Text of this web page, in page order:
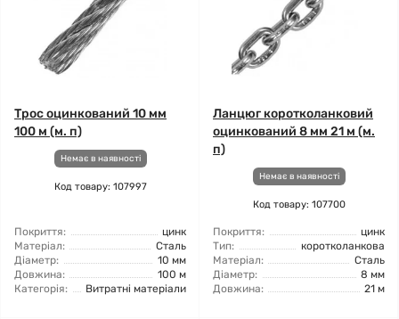
Трос оцинкований 10 мм
100 м (м. п)
Немає в наявності
Код товару: 107997
Покриття:
цинк
Матеріал:
Сталь
Діаметр:
10 мм
Довжина:
100 м
Категорія:
Витратні матеріали
Ланцюг коротколанковий
оцинкований 8 мм 21 м (м.
п)
Немає в наявності
Код товару: 107700
Покриття:
цинк
Тип:
коротколанкова
Матеріал:
Сталь
Діаметр:
8 мм
Довжина:
21 м